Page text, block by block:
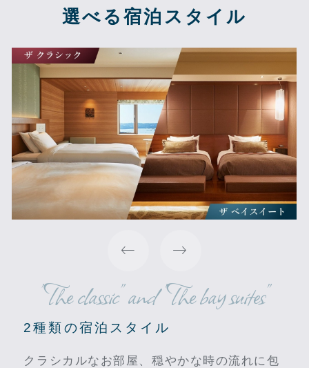
選べる宿泊スタイル
"The classic" and "The bay suites"
2種類の宿泊スタイル
クラシカルなお部屋、穏やかな時の流れに包